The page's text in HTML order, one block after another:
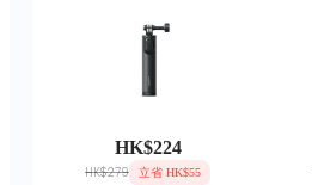
HK$224
立省 HK$55
HK$279